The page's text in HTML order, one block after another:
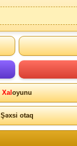
Xaloyunu
Şəxsi otaq